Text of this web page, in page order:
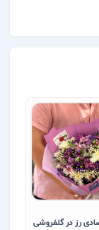
رز در گلفروشی